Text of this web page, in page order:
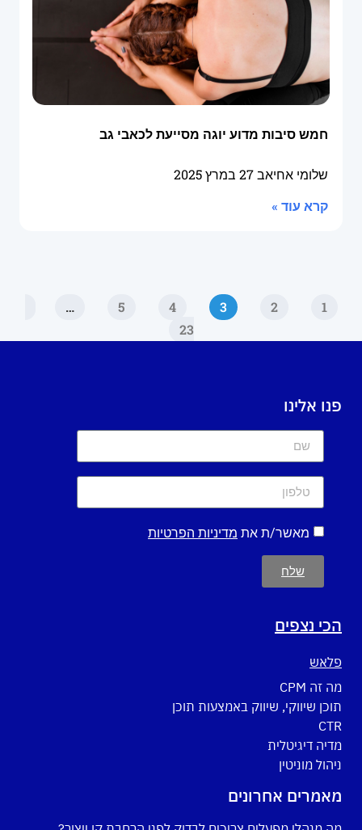
חמש סיבות מדוע יוגה מסייעת לכאבי גב
שלומי אחיאב27 במרץ 2025
קרא עוד »
1
2
3
4
5
…
23
פנו אלינו
מאשר/ת את מדיניות הפרטיות
שלח
הכי נצפים
פלאש
מה זה CPM
תוכן שיווקי, שיווק באמצעות תוכן
CTR
מדיה דיגיטלית
ניהול מוניטין
מאמרים אחרונים